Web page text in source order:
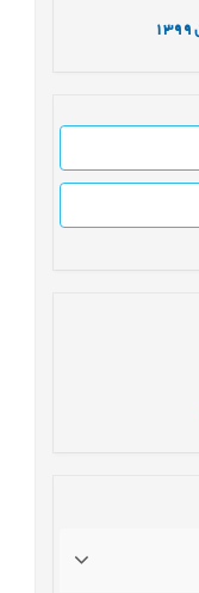
1399